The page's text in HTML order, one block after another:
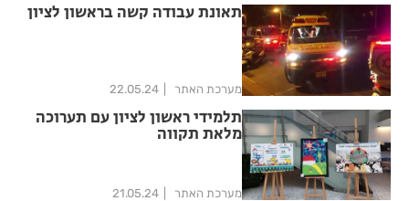
תאונת עבודה קשה בראשון לציון
מערכת האתר 22.05.24
תלמידי ראשון לציון עם תערוכה
מלאת תקווה
מערכת האתר 21.05.24